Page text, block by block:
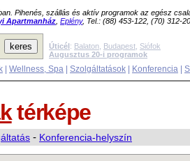
Pihenés, szállás és aktív programok az egész
Apartmanház Eplény, Tel.: (88) 453-122, (70) 312-
Úticél: Balaton Budapest Siófok
Augusztus 20-i programok
Wellness, Spa Szolgáltatások Konferencia
térképe
- Konferencia-helyszín